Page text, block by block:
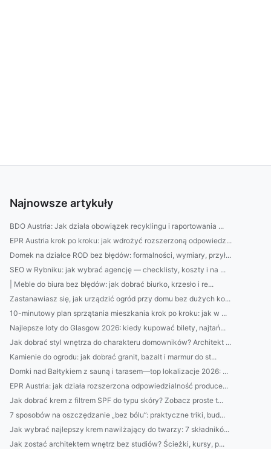
Najnowsze artykuły
BDO Austria: Jak działa obowiązek recyklingu i raportowania ...
EPR Austria krok po kroku: jak wdrożyć rozszerzoną odpowiedz...
Domek na działce ROD bez błędów: formalności, wymiary, przył...
SEO w Rybniku: jak wybrać agencję — checklisty, koszty i na ...
| Meble do biura bez błędów: jak dobrać biurko, krzesło i re...
Zastanawiasz się, jak urządzić ogród przy domu bez dużych ko...
10-minutowy plan sprzątania mieszkania krok po kroku: jak w ...
Najlepsze loty do Glasgow 2026: kiedy kupować bilety, najtań...
Jak dobrać styl wnętrza do charakteru domowników? Architekt ...
Kamienie do ogrodu: jak dobrać granit, bazalt i marmur do st...
Domki nad Bałtykiem z sauną i tarasem—top lokalizacje 2026: ...
EPR Austria: jak działa rozszerzona odpowiedzialność produce...
Jak dobrać krem z filtrem SPF do typu skóry? Zobacz proste t...
7 sposobów na oszczędzanie „bez bólu”: praktyczne triki, bud...
Jak wybrać najlepszy krem nawilżający do twarzy: 7 składnikó...
Jak zostać architektem wnętrz bez studiów? Ścieżki, kursy, p...